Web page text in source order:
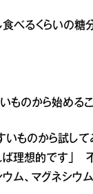
べるくらいの糖
ものから始める
いものから試し
理想的です」
ム、マグネシウ